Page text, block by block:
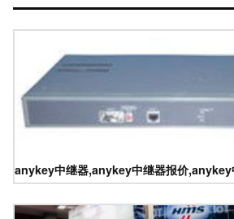
anykey中继器,anykey中继器报价